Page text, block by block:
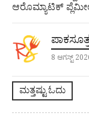
ಆರೊಮ್ಯಾಟಿಕ್
8 ಆಗಸ್ಟ್
ಮತ್ತಷ್ಟು ಓದು